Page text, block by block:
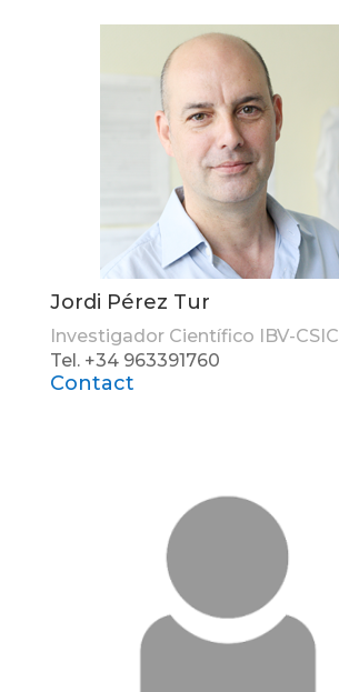
Jordi Pérez Tur
Investigador Científico IBV-CSIC
Tel. +34 963391760
Contact